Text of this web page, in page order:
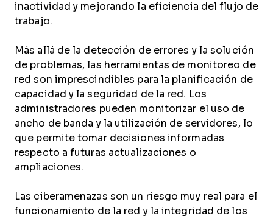
inactividad y mejorando la eficiencia del flujo de
trabajo.
Más allá de la detección de errores y la solución
de problemas, las herramientas de monitoreo de
red son imprescindibles para la planificación de
capacidad y la seguridad de la red. Los
administradores pueden monitorizar el uso de
ancho de banda y la utilización de servidores, lo
que permite tomar decisiones informadas
respecto a futuras actualizaciones o
ampliaciones.
Las ciberamenazas son un riesgo muy real para el
funcionamiento de la red y la integridad de los